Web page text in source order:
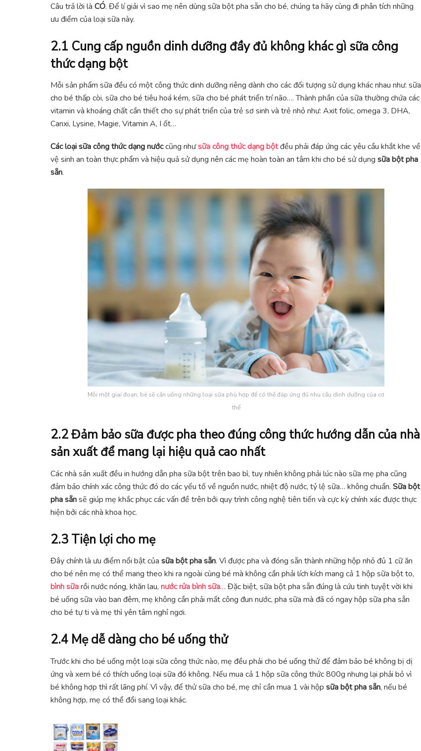
Câu trả lời là CÓ. Để lí giải vì sao mẹ nên dùng sữa bột pha sẵn cho bé, chúng ta hãy cùng đi phân tích những
ưu điểm của loại sữa này.
2.1 Cung cấp nguồn dinh dưỡng đầy đủ không khác gì sữa công
thức dạng bột
Mỗi sản phẩm sữa đều có một công thức dinh dưỡng riêng dành cho các đối tượng sử dụng khác nhau như: sữa
cho bé thấp còi, sữa cho bé tiêu hoá kém, sữa cho bé phát triển trí não…. Thành phần của sữa thường chứa các
vitamin và khoáng chất cần thiết cho sự phát triển của trẻ sơ sinh và trẻ nhỏ như: Axit folic, omega 3, DHA,
Canxi, Lysine, Magie, Vitamin A, I ốt…
Các loại sữa công thức dạng nướccũng nhưsữa công thức dạng bộtđều phải đáp ứng các yêu cầu khắt khe về
vệ sinh an toàn thực phẩm và hiệu quả sử dụng nên các mẹ hoàn toàn an tâm khi cho bé sử dụng sữa bột pha
sẵn.
Mỗi một giai đoạn, bé sẽ cần uống những loại sữa phù hợp để có thể đáp ứng đủ nhu cầu dinh dưỡng của cơ
thể
2.2 Đảm bảo sữa được pha theo đúng công thức hướng dẫn của nhà
sản xuất để mang lại hiệu quả cao nhất
Các nhà sản xuất đều in hướng dẫn pha sữa bột trên bao bì, tuy nhiên không phải lúc nào sữa mẹ pha cũng
đảm bảo chính xác công thức đó do các yếu tố về nguồn nước, nhiệt độ nước, tỷ lệ sữa… không chuẩn. Sữa bột
pha sẵnsẽ giúp mẹ khắc phục các vấn đề trên bởi quy trình công nghệ tiên tiến và cực kỳ chính xác được thực
hiện bởi các nhà khoa học.
2.3 Tiện lợi cho mẹ
Đây chính là ưu điểm nổi bật của sữa bột pha sẵn. Vì được pha và đóng sẵn thành những hộp nhỏ đủ 1 cữ ăn
cho bé nên mẹ có thể mang theo khi ra ngoài cùng bé mà không cần phải lích kích mang cả 1 hộp sữa bột to,
bình sữarồi nước nóng, khăn lau, nước rửa bình sữa… Đặc biệt, sữa bột pha sẵn đúng là cứu tinh tuyệt vời khi
bé uống sữa vào ban đêm, mẹ không cần phải mất công đun nước, pha sữa mà đã có ngay hộp sữa pha sẵn
cho bé tự ti và mẹ thì yên tâm nghỉ ngơi.
2.4 Mẹ dễ dàng cho bé uống thử
Trước khi cho bé uống một loại sữa công thức nào, mẹ đều phải cho bé uống thử để đảm bảo bé không bị dị
ứng và xem bé có thích uống loại sữa đó không. Nếu mua cả 1 hộp sữa công thức 800g nhưng lại phải bỏ vì
bé không hợp thì rất lãng phí. Vì vậy, để thử sữa cho bé, mẹ chỉ cần mua 1 vài hộp sữa bột pha sẵn, nếu bé
không hợp, mẹ có thể đổi sang loại khác.